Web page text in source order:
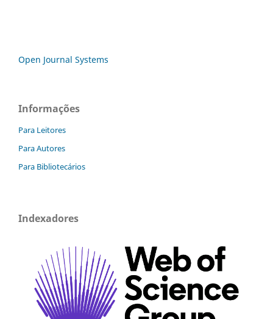
Open Journal Systems
Informações
Para Leitores
Para Autores
Para Bibliotecários
Indexadores